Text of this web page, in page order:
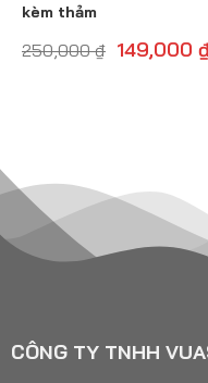
kèm thảm
250,000₫ 149,000
CÔNG TY TNHH